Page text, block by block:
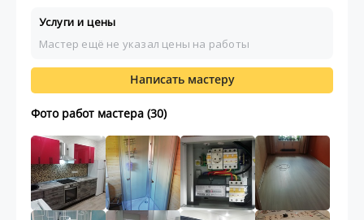
Услуги и цены
Мастер ещё не указал цены на работы
Написать мастеру
Фото работ мастера (30)